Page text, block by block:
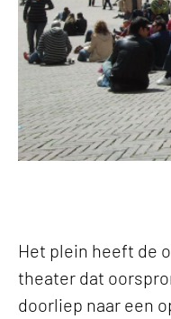
Het plein heeft de
theater dat
doorliep naar een